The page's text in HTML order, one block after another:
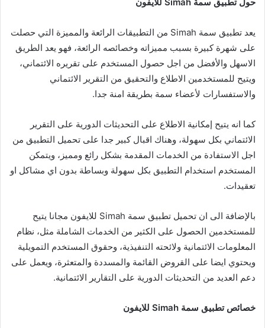
يعد تطبيق سمة Simah من التطبيقات الرائعة والمميزة التي حصلت
على شهرة كبيرة بسبب مميزاته وخصائصه الرائعة، فهو يعد الطريق
الاسهل والأفضل من اجل حصول المستخدم على تقريره الائتماني،
ويتيح للمستخدمين الاطلاع والتحقيق من التقرير الائتماني
والاستفسارات لأعضاء سمة بطريقة امنة جدا.
كما انه يتيح إمكانية الاطلاع على التحديثات الدورية على التقرير
الائتماني بكل سهولة، وهناك اقبال كبير جدا على تحميل التطبيق من
اجل الاستفادة من الخدمات المقدمة بشكل رائع ومميز، ويتمكن
المستخدم استخدام التطبيق بكل سهولة وبساطة بدون اي مشاكل او
تعقيدات.
بالإضافة الى ان تحميل تطبيق سمة Simah للايفون مجانا يتيح
للمستخدمين الحصول على الكثير من الخدمات الشاملة مثل، نظام
المعلومات الائتمانية ولائحته التنفيذية، وحقوق المستخدم التمويلية
ويحتوي ايضا على القروض القائمة والمسددة والمتعثرة، ويعمل على
دعم العديد من التحديثات الدورية على التقارير الائتمانية.
خصائص تطبيق سمة Simah للايفون